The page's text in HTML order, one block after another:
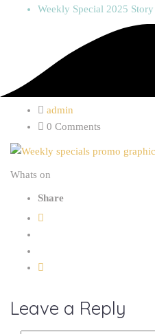
Weekly Special 2025
admin
0 Comments
Whats on
Share
Leave a Reply